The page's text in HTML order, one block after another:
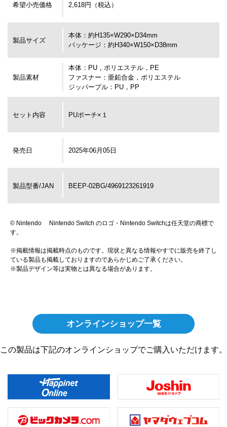
希望小売価格 2,618円（税込）
製品サイズ
本体：約H135×W290×D34mm
パッケージ：約H340×W150×D38mm
製品素材
本体：PU，ポリエステル，PE
ファスナー：亜鉛合金，ポリエステル
ジッパープル：PU，PP
セット内容 PUポーチ×１
発売日 2025年06月05日
製品型番/JAN BEEP-02BG/4969123261919
© Nintendo Nintendo Switch のロゴ・Nintendo Switchは任天堂の商標で
す。
※掲載情報は掲載時点のものです。現状と異なる情報やすでに販売を終了し
ている製品も掲載しておりますのであらかじめご了承ください。
※製品デザイン等は実物とは異なる場合があります。
オンラインショップ一覧
この製品は下記のオンラインショップでご購入いただけます。